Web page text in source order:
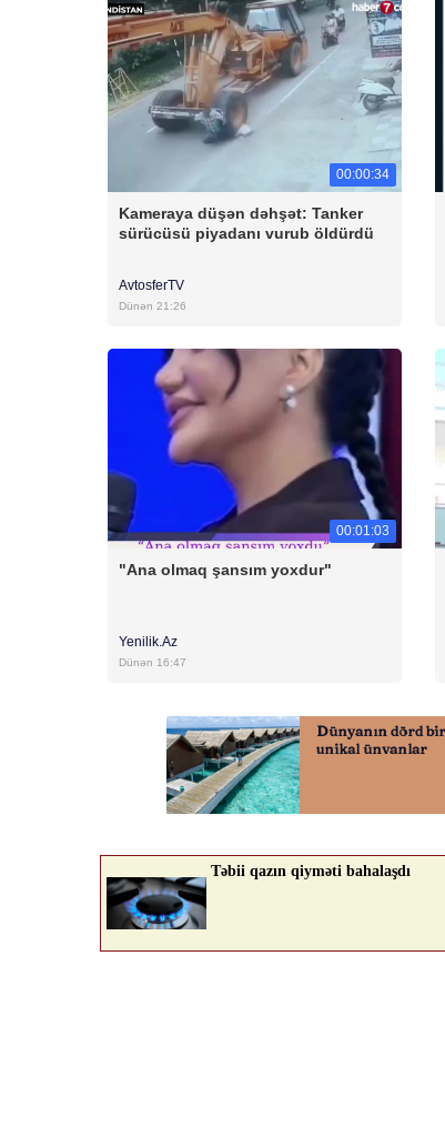
00:00:34
Kameraya düşən dəhşət: Tanker
sürücüsü piyadanı vurub öldürdü
AvtosferTV
Dünən 21:26
00:01:03
"Ana olmaq şansım yoxdur"
Yenilik.Az
Dünən 16:47